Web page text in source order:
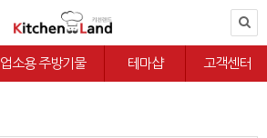
업소용 주방기물 테마샵 고객센터